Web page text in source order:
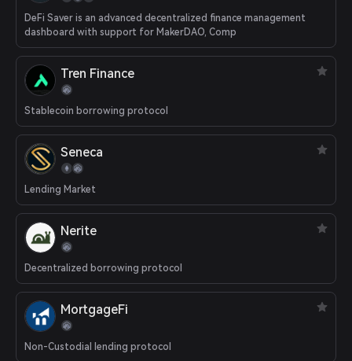
DeFi Saver is an advanced decentralized finance management
dashboard with support for MakerDAO, Comp
Tren Finance
Stablecoin borrowing protocol
Seneca
Lending Market
Nerite
Decentralized borrowing protocol
MortgageFi
Non-Custodial lending protocol